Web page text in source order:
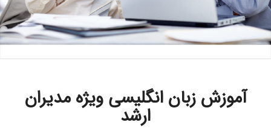
آموزش زبان انگلیسی ویژه مدیران
ارشد